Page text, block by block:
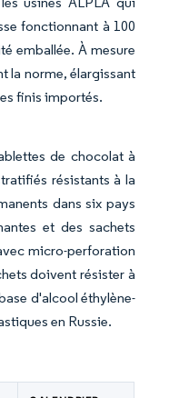
fonctionnant à 100
emballée. À mesure
la norme, élargissant
finis importés.
de chocolat à
résistants à la
dans six pays
et des sachets
micro-perforation
doivent résister à
d'alcool éthylène-
en Russie.